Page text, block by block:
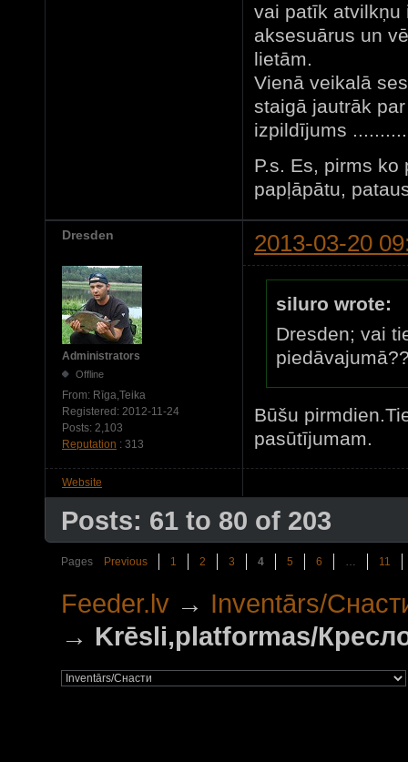
vai patīk atvilkņu
aksesuārus un
lietām.
Vienā veikalā
staigā jautrāk
izpildījums
P.s. Es, pirms
papļāpātu,
Dresden 2013-03-20
Administrators
Offline
From: Rīga,Teika
Registered: 2012-11-24
Posts: 2,103
Reputation : 313
siluro wrote:
Dresden; vai
Būšu
pasūtījumam.
Website
Posts: 61 to 80 of 203
Pages Previous 1 2 3 4 5 6 … 11
Feeder.lv → Inventārs/
→ Krēsli,platformas/